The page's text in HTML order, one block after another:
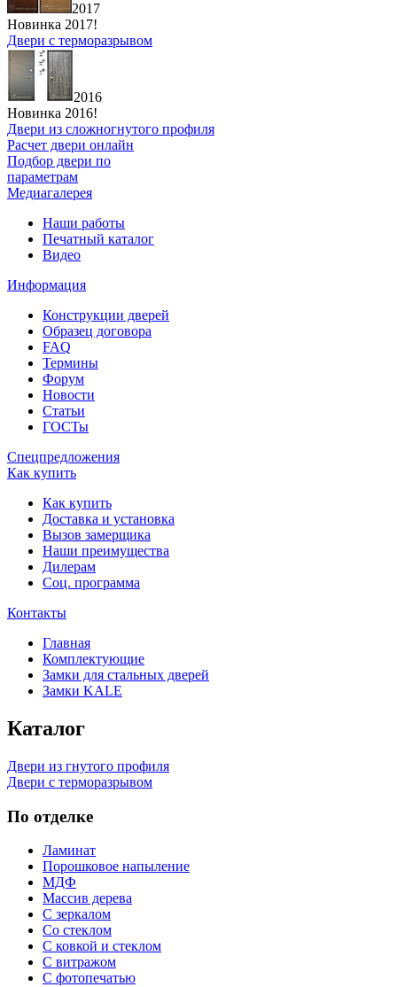
2017
Новинка 2017!
Двери с терморазрывом
2016
Новинка 2016!
Двери из сложногнутого профиля
Расчет двери онлайн
Подбор двери по
параметрам
Медиагалерея
Наши работы
Печатный каталог
Видео
Информация
Конструкции дверей
Образец договора
FAQ
Термины
Форум
Новости
Статьи
ГОСТы
Спецпредложения
Как купить
Как купить
Доставка и установка
Вызов замерщика
Наши преимущества
Дилерам
Соц. программа
Контакты
Главная
Комплектующие
Замки для стальных дверей
Замки KALE
Каталог
Двери из гнутого профиля
Двери с терморазрывом
По отделке
Ламинат
Порошковое напыление
МДФ
Массив дерева
С зеркалом
Со стеклом
С ковкой и стеклом
С витражом
С фотопечатью